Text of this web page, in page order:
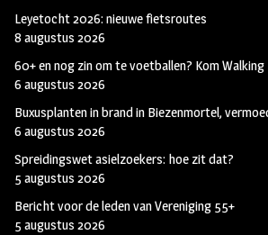
Leyetocht 2026: nieuwe fietsroutes
8 augustus 2026
60+ en nog zin om te voetballen? Kom
6 augustus 2026
Buxusplanten in brand in Biezenmortel,
6 augustus 2026
Spreidingswet asielzoekers: hoe zit dat?
5 augustus 2026
Bericht voor de leden van Vereniging 55+
5 augustus 2026